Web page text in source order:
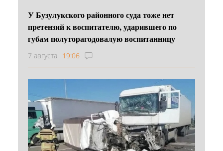
У Бузулукского районного суда тоже нет
претензий к воспитателю, ударившего по
губам полуторагодовалую воспитанницу
7 августа 19:06